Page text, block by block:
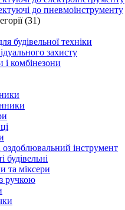
до пневмоінструменту
(31)
будівельної техніки
захисту
комбінезони
інструмент
будівельні
та міксери
ручкою